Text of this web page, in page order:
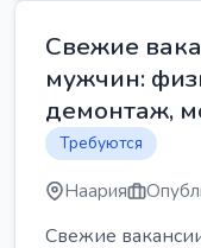
Свежие
мужчин:
демонтаж,
Требуются
Наария
Свежие